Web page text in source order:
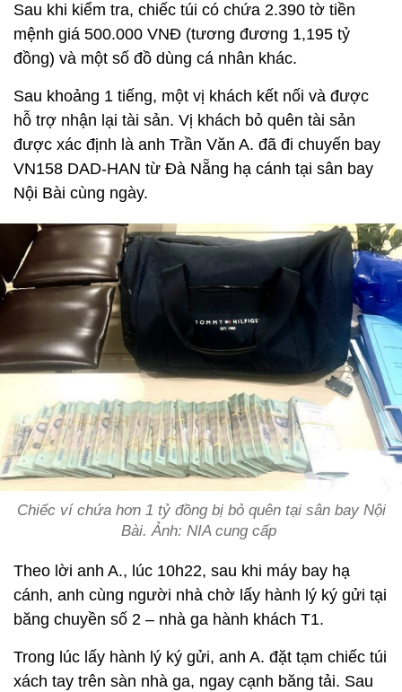
Sau khi kiểm tra, chiếc túi có chứa 2.390 tờ tiền
mệnh giá 500.000 VNĐ (tương đương 1,195 tỷ
đồng) và một số đồ dùng cá nhân khác.
Sau khoảng 1 tiếng, một vị khách kết nối và được
hỗ trợ nhận lại tài sản. Vị khách bỏ quên tài sản
được xác định là anh Trần Văn A. đã đi chuyến bay
VN158 DAD-HAN từ Đà Nẵng hạ cánh tại sân bay
Nội Bài cùng ngày.
Chiếc ví chứa hơn 1 tỷ đồng bị bỏ quên tại sân bay Nội
Bài. Ảnh: NIA cung cấp
Theo lời anh A., lúc 10h22, sau khi máy bay hạ
cánh, anh cùng người nhà chờ lấy hành lý ký gửi tại
băng chuyền số 2 – nhà ga hành khách T1.
Trong lúc lấy hành lý ký gửi, anh A. đặt tạm chiếc túi
xách tay trên sàn nhà ga, ngay cạnh băng tải. Sau